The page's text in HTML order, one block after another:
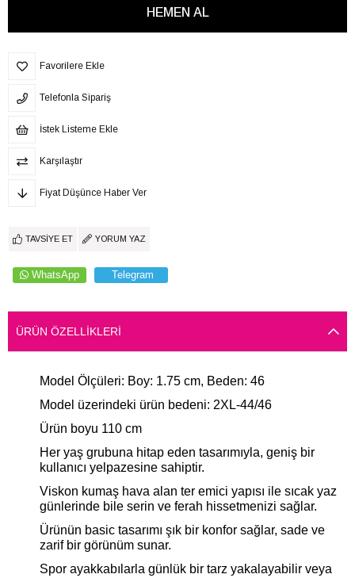
Favorilere Ekle
Telefonla Sipariş
İstek Listeme Ekle
Karşılaştır
Fiyat Düşünce Haber Ver
TAVSIYE ET YORUM YAZ
WhatsApp Telegram
ÜRÜN ÖZELLIKLERI
Model Ölçüleri: Boy: 1.75 cm, Beden: 46
Model üzerindeki ürün bedeni: 2XL-44/46
Ürün boyu 110 cm
Her yaş grubuna hitap eden tasarımıyla, geniş bir
kullanıcı yelpazesine sahiptir.
Viskon kumaş hava alan ter emici yapısı ile sıcak yaz
günlerinde bile serin ve ferah hissetmenizi sağlar.
Ürünün basic tasarımı şık bir konfor sağlar, sade ve
zarif bir görünüm sunar.
Spor ayakkabılarla günlük bir tarz yakalayabilir veya